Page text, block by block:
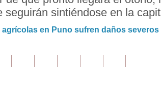
seguirán sintiéndose en la
agrícolas en Puno sufren daños